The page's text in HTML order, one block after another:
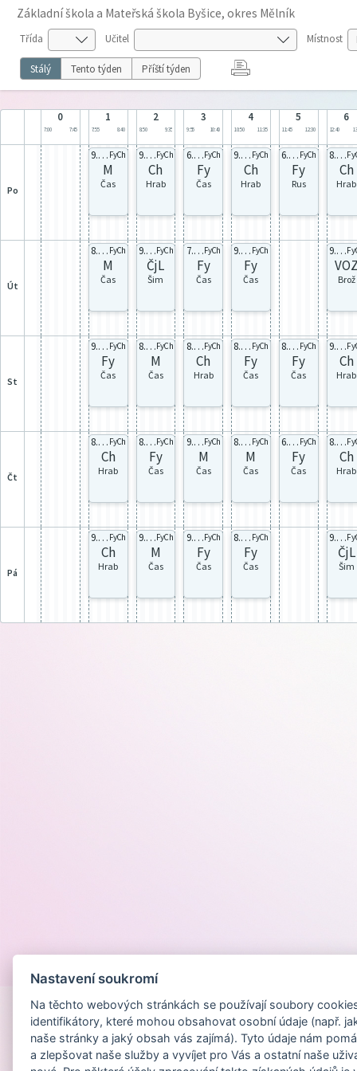
Základní škola a Mateřská škola Byšice, okres Mělník
Třída Učitel Místnost
Stálý Tento týden Příští týden
0
7:00 7:45
1
7:55 8:40
2
8:50 9:35
3
9:55 10:40
4
10:50 11:35
5
11:45 12:30
6
12:40
po
9.A celá FyCh
M
Čas
9.B celáFyCh
Ch
Hrab
6.A celáFyCh
Fy
Čas
9.A celá FyCh
Ch
Hrab
6.B celá FyCh
Fy
Rus
8.A celá
Ch
Hrab
út
8.B celá FyCh
M
Čas
9.A celáFyCh
ČjL
Šim
7.A celáFyCh
Fy
Čas
9.A celá FyCh
Fy
Čas
9.A Sk.A
Brož
st
9.B celá FyCh
Fy
Čas
8.B celáFyCh
M
Čas
8.B celáFyCh
Ch
Hrab
8.B celá FyCh
Fy
Čas
8.A celá FyCh
Fy
Čas
9.B celá
Ch
Hrab
čt
8.A celá FyCh
Ch
Hrab
8.A celáFyCh
Fy
Čas
9.A celáFyCh
M
Čas
8.B celá FyCh
M
Čas
6.A celá FyCh
Fy
Čas
8.B celá
Ch
Hrab
pá
9.A celá FyCh
Ch
Hrab
9.A celáFyCh
M
Čas
9.B celáFyCh
Fy
Čas
8.B celá FyCh
Fy
Čas
9.A celá
ČjL
Šim
Nastavení soukromí
Na těchto webových stránkách se používají soubory
identifikátory, které mohou obsahovat osobní údaje (např.
naše stránky a jaký obsah vás zajímá). Tyto údaje nám
a zlepšovat naše služby a vyvíjet pro Vás a ostatní naše